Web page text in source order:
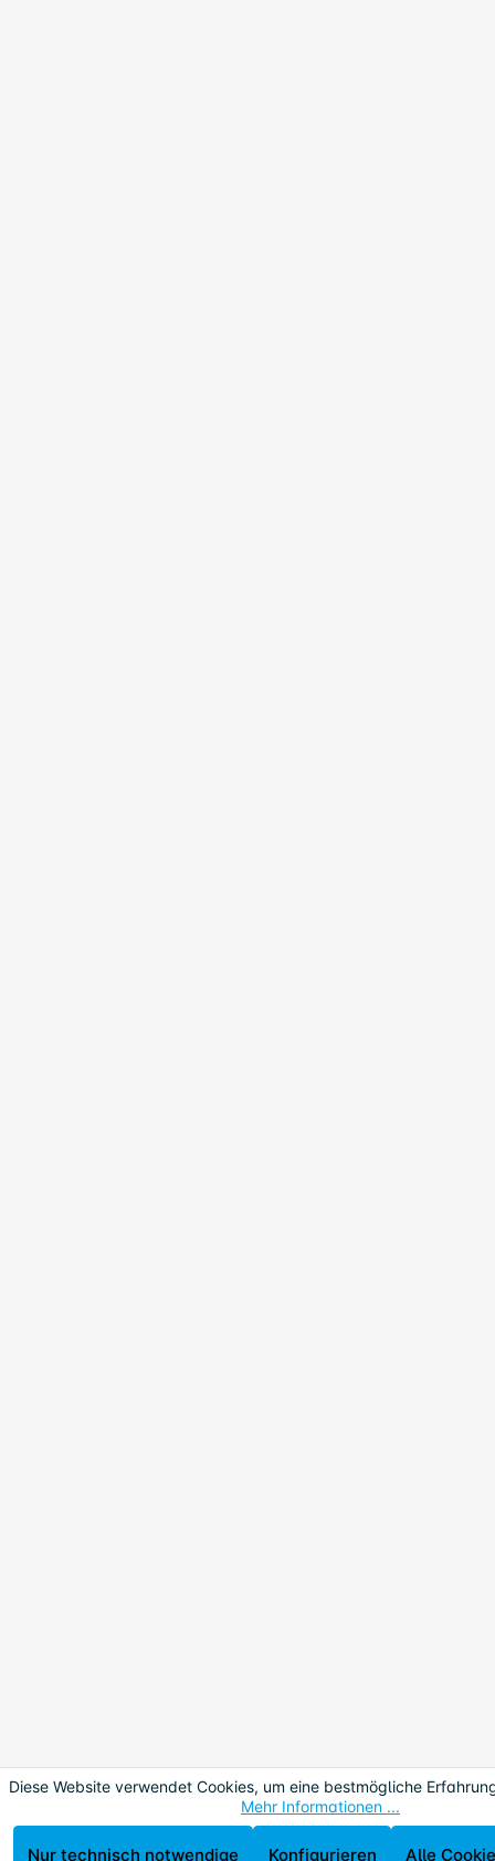
Diese Website verwendet Cookies, um eine bestmögliche
Mehr Informationen ...
Nur technisch notwendige Konfigurieren Alle